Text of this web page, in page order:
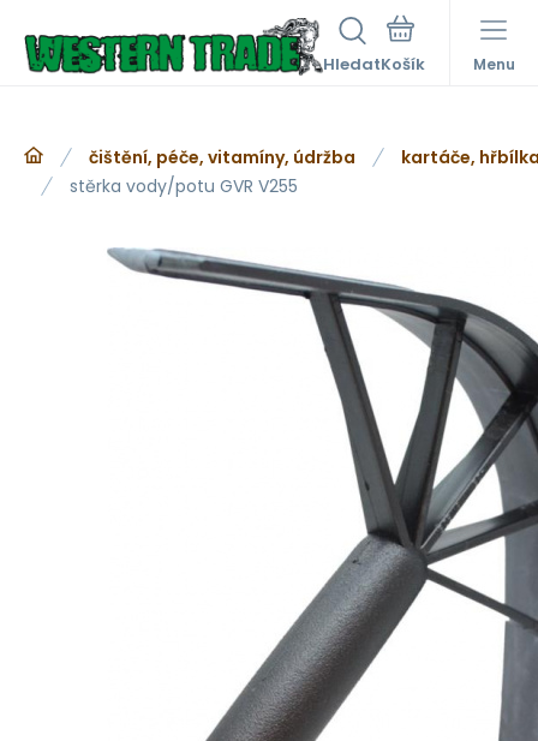
Hledat Menu
čištění, péče, vitamíny, údržba
kartáče,
stěrka vody/potu GVR V255